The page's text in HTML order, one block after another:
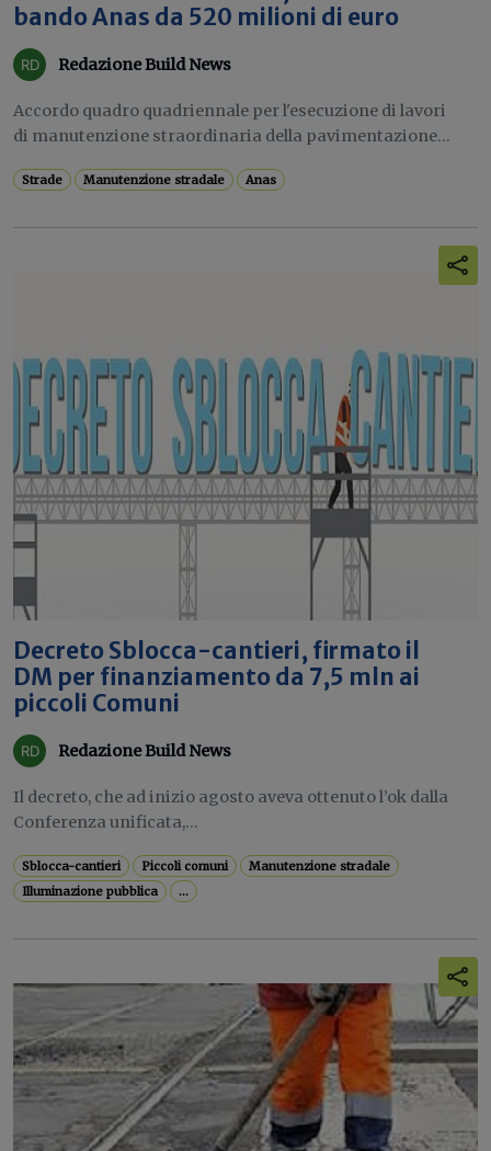
bando Anas da 520 milioni di euro
Redazione Build News
Accordo quadro quadriennale per l'esecuzione di lavori
di manutenzione straordinaria della pavimentazione...
Strade Manutenzione stradale Anas
Decreto Sblocca-cantieri, firmato il
DM per finanziamento da 7,5 mln ai
piccoli Comuni
Redazione Build News
Il decreto, che ad inizio agosto aveva ottenuto l’ok dalla
Conferenza unificata,...
Sblocca-cantieri Piccoli comuni
Manutenzione stradale
Illuminazione pubblica
...